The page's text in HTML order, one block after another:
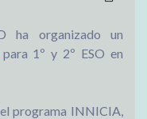
ha organizado un
1º y 2º ESO en
programa INNICIA,